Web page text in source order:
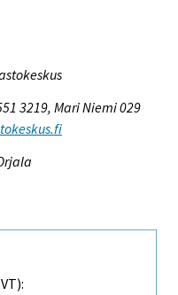
3219, Mari Niemi 029